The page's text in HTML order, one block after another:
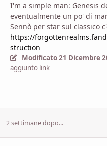
I'm a simple man: Genesis
eventualmente un po' di
Sennò per star sul classico
https://
struction
Modificato21 Dicembre
aggiunto link
2 settimane dopo...